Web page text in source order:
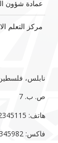
عمادة شؤون
مركز التعلم
نابلس،
ص. ب. 7‏
هاتف: 92345115 (0) 970‏‎+‎
فاكس: 92345982 (0) 970‏‎+‎